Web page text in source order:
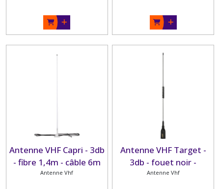
Antenne VHF Capri - 3db
- fibre 1,4m - câble 6m
Antenne Vhf
Antenne VHF Target -
3db - fouet noir -
Antenne Vhf